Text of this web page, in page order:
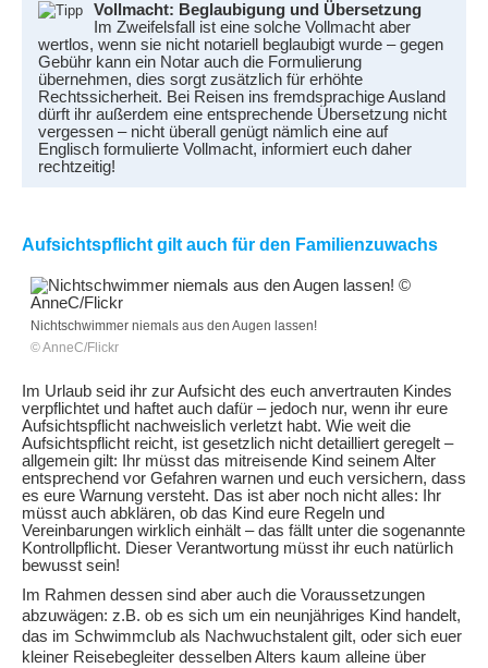
Vollmacht: Beglaubigung und Übersetzung
Im Zweifelsfall ist eine solche Vollmacht aber
wertlos, wenn sie nicht notariell beglaubigt wurde – gegen
Gebühr kann ein Notar auch die Formulierung
übernehmen, dies sorgt zusätzlich für erhöhte
Rechtssicherheit. Bei Reisen ins fremdsprachige Ausland
dürft ihr außerdem eine entsprechende Übersetzung nicht
vergessen – nicht überall genügt nämlich eine auf
Englisch formulierte Vollmacht, informiert euch daher
rechtzeitig!
Aufsichtspflicht gilt auch für den Familienzuwachs
Nichtschwimmer niemals aus den Augen lassen!
© AnneC/Flickr
Im Urlaub seid ihr zur Aufsicht des euch anvertrauten Kindes
verpflichtet und haftet auch dafür – jedoch nur, wenn ihr eure
Aufsichtspflicht nachweislich verletzt habt. Wie weit die
Aufsichtspflicht reicht, ist gesetzlich nicht detailliert geregelt –
allgemein gilt: Ihr müsst das mitreisende Kind seinem Alter
entsprechend vor Gefahren warnen und euch versichern, dass
es eure Warnung versteht. Das ist aber noch nicht alles: Ihr
müsst auch abklären, ob das Kind eure Regeln und
Vereinbarungen wirklich einhält – das fällt unter die sogenannte
Kontrollpflicht. Dieser Verantwortung müsst ihr euch natürlich
bewusst sein!
Im Rahmen dessen sind aber auch die Voraussetzungen
abzuwägen: z.B. ob es sich um ein neunjähriges Kind handelt,
das im Schwimmclub als Nachwuchstalent gilt, oder sich euer
kleiner Reisebegleiter desselben Alters kaum alleine über